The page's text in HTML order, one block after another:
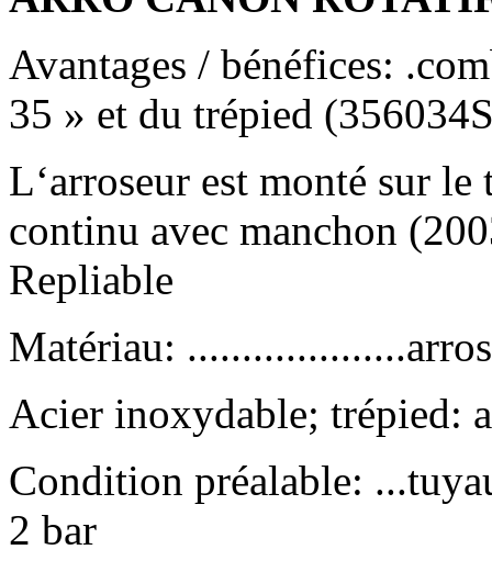
Avantages / bénéfices:
35 » et du trépied
L‘arroseur est monté sur
continu avec manchon
Repliable
Matériau:
Acier inoxydable; trépied:
Condition préalable:
2 bar